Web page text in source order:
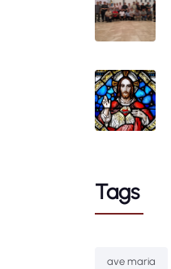
Tags
ave maria